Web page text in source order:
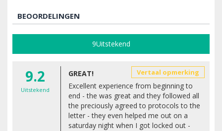
BEOORDELINGEN
9Uitstekend
9.2
Uitstekend
GREAT! Vertaal opmerking
Excellent experience from beginning to
end - the was great and they followed all
the preciously agreed to protocols to the
letter - they even helped me out on a
saturday night when I got locked out -